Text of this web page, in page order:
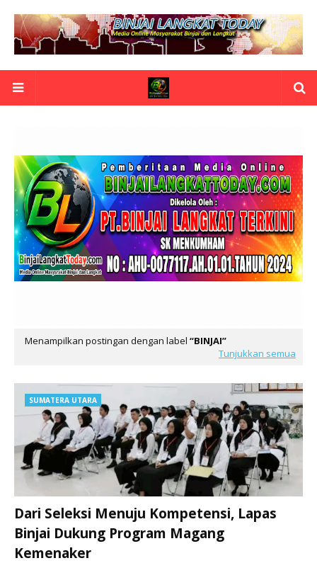
Menampilkan postingan dengan label
BINJAI
Tunjukkan semua
SUMATERA UTARA
Dari Seleksi Menuju Kompetensi, Lapas
Binjai Dukung Program Magang
Kemenaker